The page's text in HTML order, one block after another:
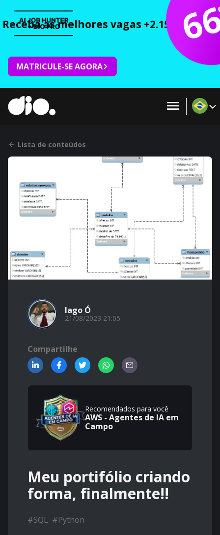
Receba as melhores vagas +2.150 cursos
MATRICULE-SE AGORA
Lista de conteúdos
Iago Ó
21/08/2023 21:05
Compartilhe
Recomendados para você
AWS - Agentes de IA em
Campo
Meu portifólio criando
forma, finalmente!!
#SQL #Python